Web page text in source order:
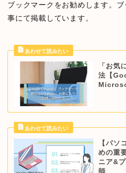
ブックマークをお勧めします。
事にて掲載しています。
「お気
法【
【パソ
めの重
ニア&
師